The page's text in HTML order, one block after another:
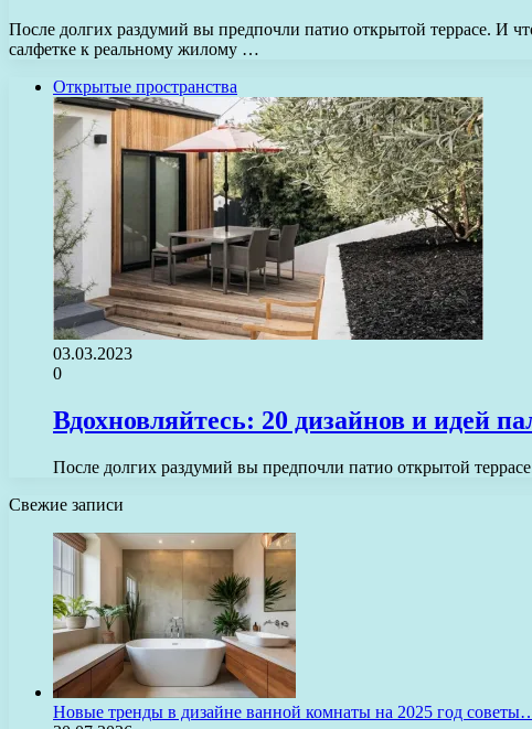
После долгих раздумий вы предпочли патио открытой террасе. И
салфетке к реальному жилому …
Открытые пространства
03.03.2023
0
Вдохновляйтесь: 20 дизайнов и идей
После долгих раздумий вы предпочли патио открытой
Свежие записи
Новые тренды в дизайне ванной комнаты на 2025 год